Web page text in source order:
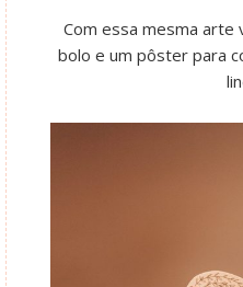
Com essa mesma
bolo e um pôster para